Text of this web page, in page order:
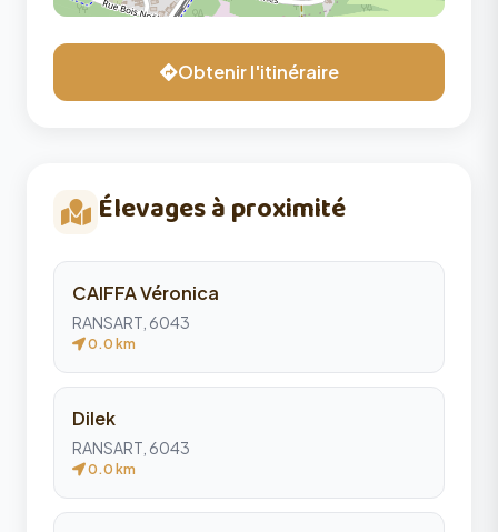
Obtenir l'itinéraire
Élevages à proximité
CAIFFA Véronica
RANSART, 6043
0.0 km
Dilek
RANSART, 6043
0.0 km